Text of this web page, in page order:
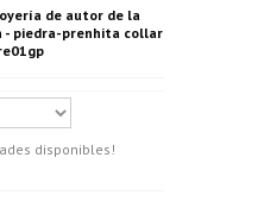
de autor de la
- piedra-prenhita collar
disponibles!